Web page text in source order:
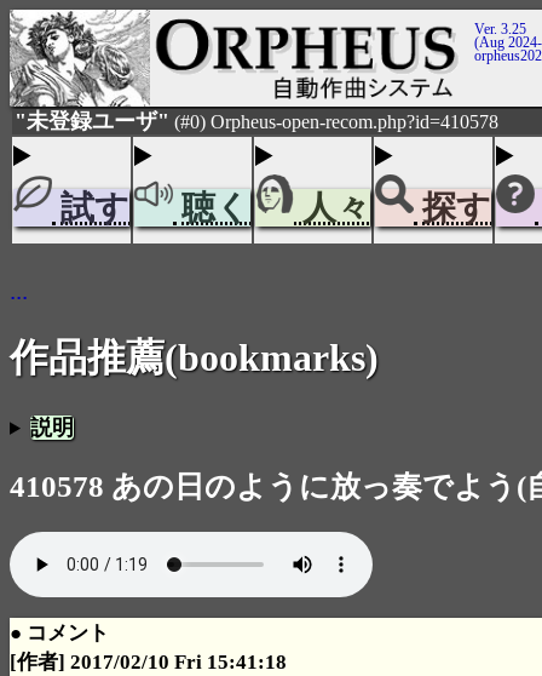
Ver. 3.25
(Aug
"未登録ユーザ" (#0) Orpheus-open-recom.php?id=410578
試す 聴く 人々 探す
...
作品推薦(bookmarks)
説明
410578 あの日のように放っ奏でよう(
● コメント
[作者] 2017/02/10 Fri 15:41:18